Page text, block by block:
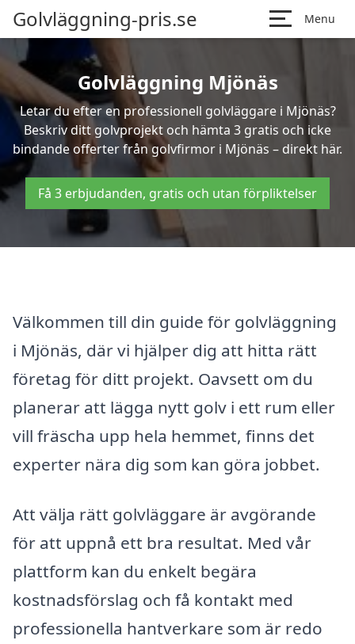
Golvläggning-pris.se Menu
Golvläggning Mjönäs
Letar du efter en professionell golvläggare i Mjönäs?
Beskriv ditt golvprojekt och hämta 3 gratis och icke
bindande offerter från golvfirmor i Mjönäs – direkt här.
Få 3 erbjudanden, gratis och utan förpliktelser
Välkommen till din guide för golvläggning
i Mjönäs, där vi hjälper dig att hitta rätt
företag för ditt projekt. Oavsett om du
planerar att lägga nytt golv i ett rum eller
vill fräscha upp hela hemmet, finns det
experter nära dig som kan göra jobbet.
Att välja rätt golvläggare är avgörande
för att uppnå ett bra resultat. Med vår
plattform kan du enkelt begära
kostnadsförslag och få kontakt med
professionella hantverkare som är redo